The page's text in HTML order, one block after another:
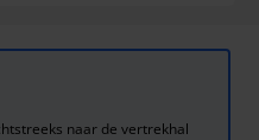
naar de vertrekhal